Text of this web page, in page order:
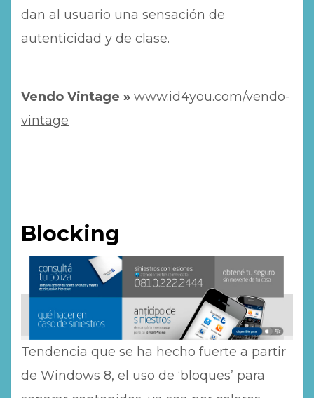
dan al usuario una sensación de
autenticidad y de clase.
Vendo Vintage » www.id4you.com/vendo-
vintage
Blocking
Tendencia que se ha hecho fuerte a partir
de Windows 8, el uso de ‘bloques’ para